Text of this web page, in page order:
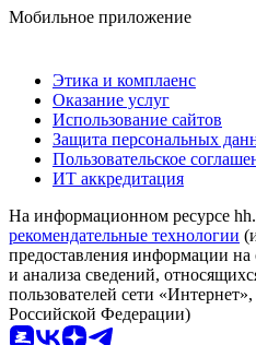
Мобильное приложение
Этика и комплаенс
Оказание услуг
Использование сайтов
Защита персональных
Пользовательское
ИТ аккредитация
На информационном ресурсе
рекомендательные технологии
предоставления информации на
и анализа сведений,
пользователей сети
Российской Федерации)